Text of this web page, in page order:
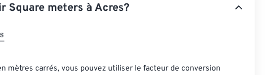
Square meters à Acres?
mètres carrés, vous pouvez utiliser le facteur de conversion